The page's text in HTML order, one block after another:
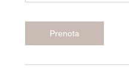
Prenota